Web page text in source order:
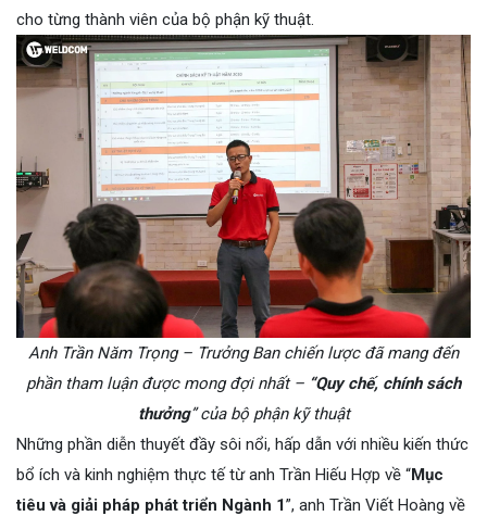
cho từng thành viên của bộ phận kỹ thuật.
Anh Trần Năm Trọng – Trưởng Ban chiến lược đã mang đến
phần tham luận được mong đợi nhất – “Quy chế, chính sách
thưởng” của bộ phận kỹ thuật
Những phần diễn thuyết đầy sôi nổi, hấp dẫn với nhiều kiến thức
bổ ích và kinh nghiệm thực tế từ anh Trần Hiếu Hợp về “Mục
tiêu và giải pháp phát triển Ngành 1”, anh Trần Viết Hoàng về